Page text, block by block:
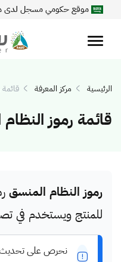
موقع حكومي مسجل لدى
الرئيسية مركز المعرفة
قائمة رموز
رموز النظام المنسق
للمنتج ويستخدم في
نحرص على تحديث